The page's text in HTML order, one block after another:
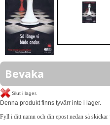
Bevaka
Slut i lager.
Denna produkt finns tyvärr inte i lager.
Fyll i ditt namn och din epost nedan så